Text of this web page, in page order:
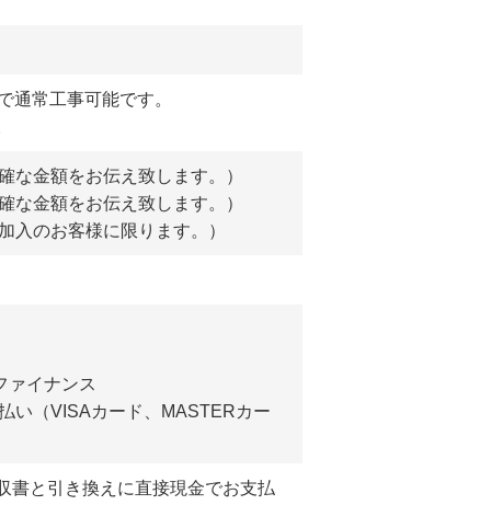
通常工事可能です。
な金額をお伝え致します。）
な金額をお伝え致します。）
入のお客様に限ります。）
ァイナンス
い（VISAカード、MASTERカー
書と引き換えに直接現金でお支払